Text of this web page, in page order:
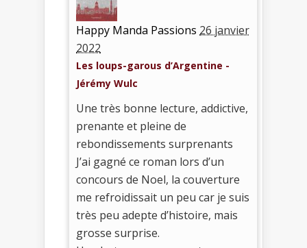
Happy Manda Passions 26 janvier
2022
Les loups-garous d’Argentine -
Jérémy Wulc
Une très bonne lecture, addictive,
prenante et pleine de
rebondissements surprenants
J’ai gagné ce roman lors d’un
concours de Noel, la couverture
me refroidissait un peu car je suis
très peu adepte d’histoire, mais
grosse surprise.